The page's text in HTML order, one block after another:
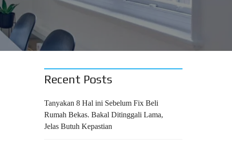
Recent Posts
Tanyakan 8 Hal ini Sebelum Fix Beli
Rumah Bekas. Bakal Ditinggali Lama,
Jelas Butuh Kepastian